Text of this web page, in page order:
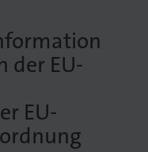
der EU-
EU-